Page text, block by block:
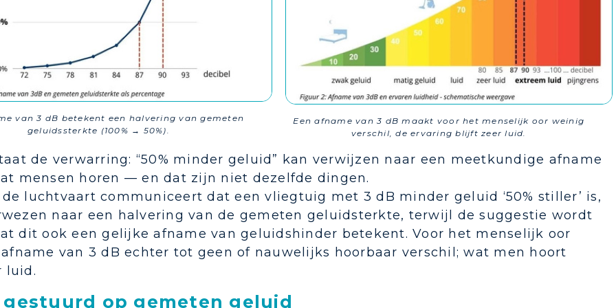
van 3 dB betekent een halvering van gemeten
geluidssterkte (100% → 50%).
Een afname van 3 dB maakt voor het menselijk oor weinig
verschil, de ervaring blijft zeer luid.
de verwarring: “50% minder geluid” kan verwijzen naar een meetkundige afname
mensen horen — en dat zijn niet dezelfde dingen.
luchtvaart communiceert dat een vliegtuig met 3 dB minder geluid ‘50% stiller’ is,
naar een halvering van de gemeten geluidsterkte, terwijl de suggestie wordt
dit ook een gelijke afname van geluidshinder betekent. Voor het menselijk oor
van 3 dB echter tot geen of nauwelijks hoorbaar verschil; wat men hoort
luid.
gestuurd op gemeten geluid